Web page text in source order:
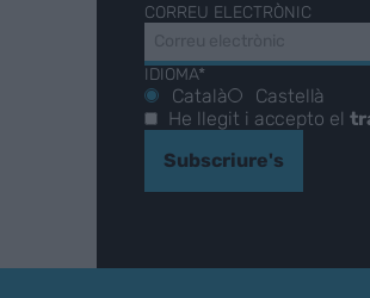
CORREU ELECTRÒNIC
IDIOMA*
Català
Castellà
He llegit i accepto el
Subscriure's